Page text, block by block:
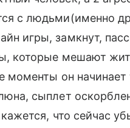
с людьми(именно
игры, замкнут,
которые мешают
моменты он
сыплет
что сейчас